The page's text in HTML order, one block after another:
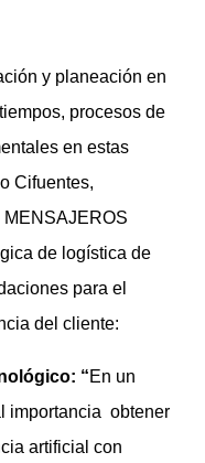
y planeación en
procesos de
en estas
Cifuentes,
de logística de
para el
del cliente:
“En un
importancia obtener
artificial con